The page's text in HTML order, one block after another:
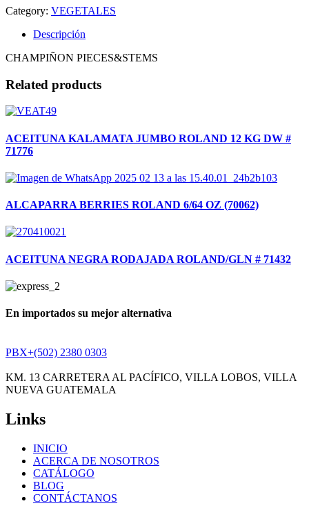
Category: VEGETALES
Descripción
CHAMPIÑON PIECES&STEMS
Related products
ACEITUNA KALAMATA JUMBO ROLAND 12 KG DW #
71776
ALCAPARRA BERRIES ROLAND 6/64 OZ (70062)
ACEITUNA NEGRA RODAJADA ROLAND/GLN # 71432
En importados su mejor alternativa
PBX+(502) 2380 0303
KM. 13 CARRETERA AL PACÍFICO, VILLA LOBOS, VILLA
NUEVA GUATEMALA
Links
INICIO
ACERCA DE NOSOTROS
CATÁLOGO
BLOG
CONTÁCTANOS